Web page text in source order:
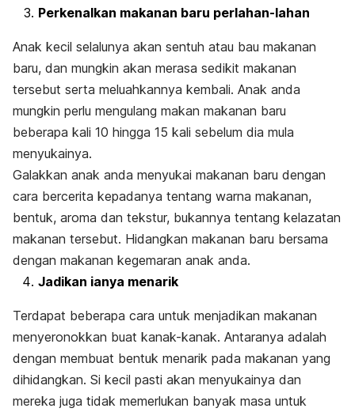
Perkenalkan makanan baru perlahan-lahan
Anak kecil selalunya akan sentuh atau bau makanan
baru, dan mungkin akan merasa sedikit makanan
tersebut serta meluahkannya kembali. Anak anda
mungkin perlu mengulang makan makanan baru
beberapa kali 10 hingga 15 kali sebelum dia mula
menyukainya.
Galakkan anak anda menyukai makanan baru dengan
cara bercerita kepadanya tentang warna makanan,
bentuk, aroma dan tekstur, bukannya tentang kelazatan
makanan tersebut. Hidangkan makanan baru bersama
dengan makanan kegemaran anak anda.
Jadikan ianya menarik
Terdapat beberapa cara untuk menjadikan makanan
menyeronokkan buat kanak-kanak. Antaranya adalah
dengan membuat bentuk menarik pada makanan yang
dihidangkan. Si kecil pasti akan menyukainya dan
mereka juga tidak memerlukan banyak masa untuk